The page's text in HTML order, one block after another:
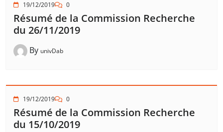
19/12/2019 0
Résumé de la Commission Recherche
du 26/11/2019
By univDab
19/12/2019 0
Résumé de la Commission Recherche
du 15/10/2019